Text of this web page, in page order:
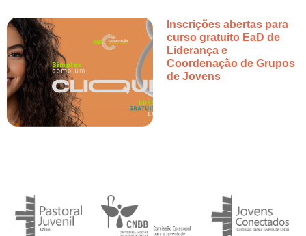
Inscrições abertas para
curso gratuito EaD de
Liderança e
Coordenação de Grupos
de Jovens